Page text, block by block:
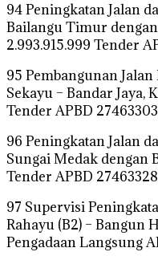
94 Peningkatan Jalan
Bailangu Timur
2.993.915.999 Tender
95 Pembangunan
Sekayu – Bandar Jaya,
Tender APBD
96 Peningkatan Jalan
Sungai Medak dengan
Tender APBD
97 Supervisi
Rahayu (B2) – Bangun
Pengadaan Langsung